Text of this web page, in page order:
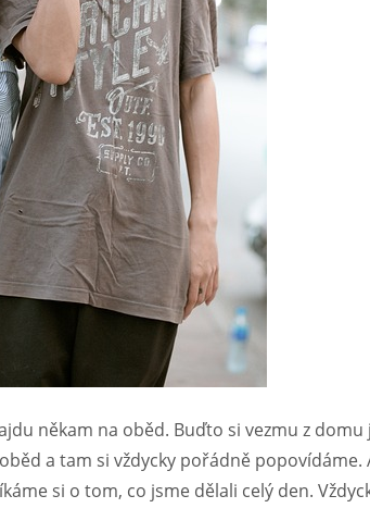
někam na oběd. Buďto si vezmu z
a tam si vždycky pořádně
si o tom, co jsme dělali celý den.